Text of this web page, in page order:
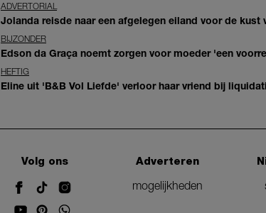
ADVERTORIAL
Jolanda reisde naar een afgelegen eiland voor de
BIJZONDER
Edson da Graça noemt zorgen voor moeder 'een
HEFTIG
Eline uit 'B&B Vol Liefde' verloor haar vriend bij
Volg ons
Adverteren
mogelijkheden